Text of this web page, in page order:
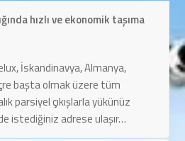
hızlı ve ekonomik taşıma
İskandinavya, Almanya,
başta olmak üzere tüm
parsiyel çıkışlarla yükünüz
istediğiniz adrese ulaşır…